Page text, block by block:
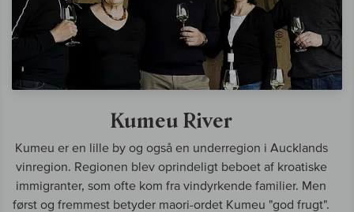
Kumeu River
Kumeu er en lille by og også en underregion i Aucklands
vinregion. Regionen blev oprindeligt beboet af kroatiske
immigranter, som ofte kom fra vindyrkende familier. Men
først og fremmest betyder maori-ordet Kumeu "god frugt".